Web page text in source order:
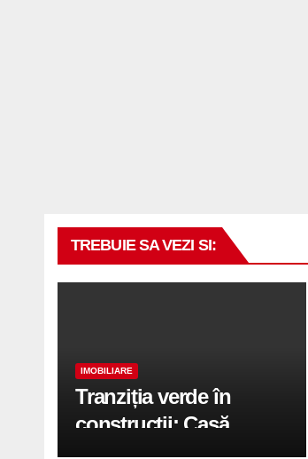
TREBUIE SA VEZI SI:
IMOBILIARE
Tranziția verde în
construcții: Casă
modernă cu structură